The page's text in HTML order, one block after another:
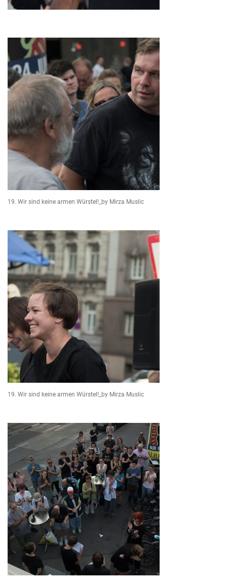
19. Wir sind keine armen Würstel!_by Mirza Muslic
19. Wir sind keine armen Würstel!_by Mirza Muslic